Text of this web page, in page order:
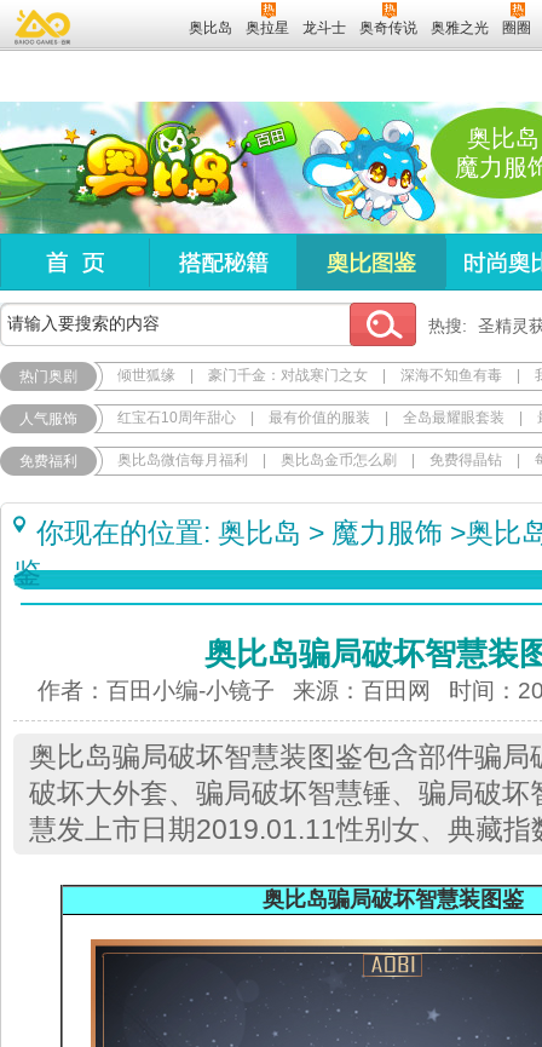
奥比岛 奥拉星 龙斗士 奥奇传说 奥雅之光 圈圈
奥比岛
魔力服
热搜: 圣精灵
热门奥剧 倾世狐缘 豪门千金：对战寒门之女 深海不知鱼有毒
人气服饰 红宝石10周年甜心 最有价值的服装 全岛最耀眼套装
免费福利 奥比岛微信每月福利 奥比岛金币怎么刷 免费得晶钻
你现在的位置: 奥比岛 > 魔力服饰 >奥比
鉴
奥比岛骗局破坏智慧装
作者：百田小编-小镜子 来源： 百田网 时间：
奥比岛骗局破坏智慧装图鉴包含部件骗局
破坏大外套、骗局破坏智慧锤、骗局破坏
慧发上市日期2019.01.11性别女、典藏指
奥比岛骗局破坏智慧装图鉴